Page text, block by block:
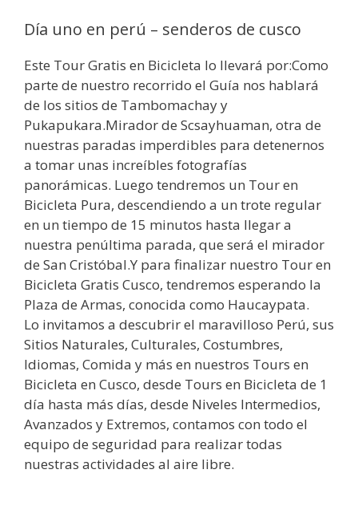
Día uno en perú – senderos de cusco
Este Tour Gratis en Bicicleta lo llevará por:Como
parte de nuestro recorrido el Guía nos hablará
de los sitios de Tambomachay y
Pukapukara.Mirador de Scsayhuaman, otra de
nuestras paradas imperdibles para detenernos
a tomar unas increíbles fotografías
panorámicas. Luego tendremos un Tour en
Bicicleta Pura, descendiendo a un trote regular
en un tiempo de 15 minutos hasta llegar a
nuestra penúltima parada, que será el mirador
de San Cristóbal.Y para finalizar nuestro Tour en
Bicicleta Gratis Cusco, tendremos esperando la
Plaza de Armas, conocida como Haucaypata.
Lo invitamos a descubrir el maravilloso Perú, sus
Sitios Naturales, Culturales, Costumbres,
Idiomas, Comida y más en nuestros Tours en
Bicicleta en Cusco, desde Tours en Bicicleta de 1
día hasta más días, desde Niveles Intermedios,
Avanzados y Extremos, contamos con todo el
equipo de seguridad para realizar todas
nuestras actividades al aire libre.